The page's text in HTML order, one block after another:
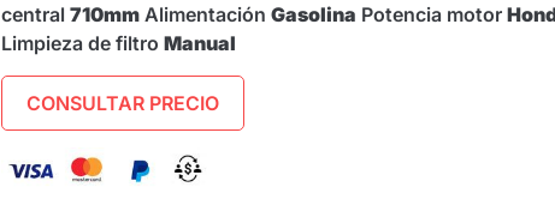
central 710mm Alimentación Gasolina Potencia motor
Limpieza de filtro Manual
CONSULTAR PRECIO